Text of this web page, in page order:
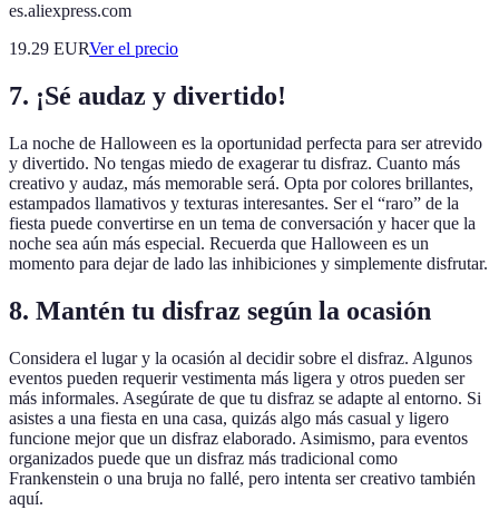
es.aliexpress.com
19.29 EURVer el precio
7. ¡Sé audaz y divertido!
La noche de Halloween es la oportunidad perfecta para ser atrevido
y divertido. No tengas miedo de exagerar tu disfraz. Cuanto más
creativo y audaz, más memorable será. Opta por colores brillantes,
estampados llamativos y texturas interesantes. Ser el “raro” de la
fiesta puede convertirse en un tema de conversación y hacer que la
noche sea aún más especial. Recuerda que Halloween es un
momento para dejar de lado las inhibiciones y simplemente disfrutar.
8. Mantén tu disfraz según la ocasión
Considera el lugar y la ocasión al decidir sobre el disfraz. Algunos
eventos pueden requerir vestimenta más ligera y otros pueden ser
más informales. Asegúrate de que tu disfraz se adapte al entorno. Si
asistes a una fiesta en una casa, quizás algo más casual y ligero
funcione mejor que un disfraz elaborado. Asimismo, para eventos
organizados puede que un disfraz más tradicional como
Frankenstein o una bruja no fallé, pero intenta ser creativo también
aquí.